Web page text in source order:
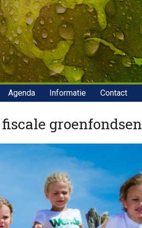
Agenda Informatie Contact
groenfondsen